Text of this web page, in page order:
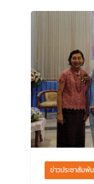
ข่าวประชาสัมพั